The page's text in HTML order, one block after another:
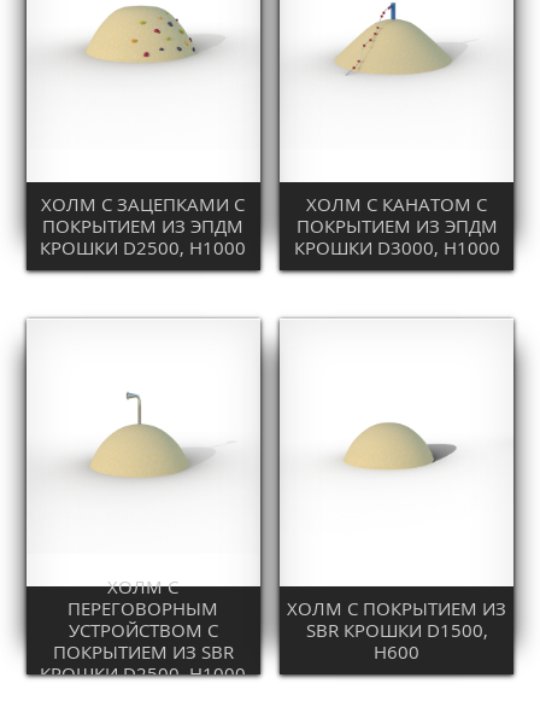
ХОЛМ С ЗАЦЕПКАМИ С
ПОКРЫТИЕМ ИЗ ЭПДМ
КРОШКИ D2500, H1000
ХОЛМ С КАНАТОМ С
ПОКРЫТИЕМ ИЗ ЭПДМ
КРОШКИ D3000, H1000
ХОЛМ С
ПЕРЕГОВОРНЫМ
УСТРОЙСТВОМ С
ПОКРЫТИЕМ ИЗ SBR
КРОШКИ D2500, H1000
ХОЛМ С ПОКРЫТИЕМ ИЗ
SBR КРОШКИ D1500,
H600